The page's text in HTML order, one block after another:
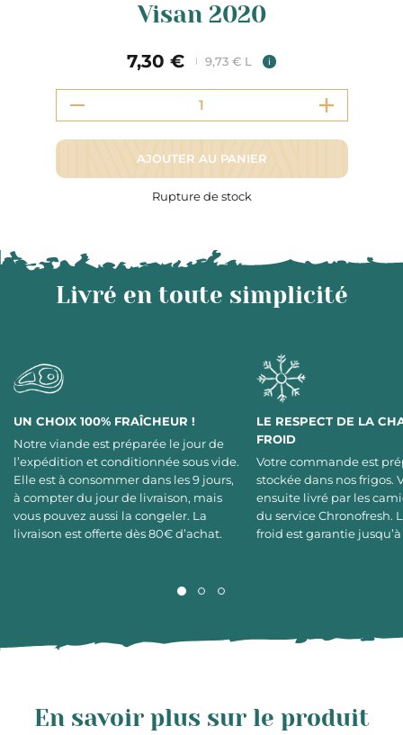
Visan 2020
7,30 € 9,73 € L i
AJOUTER AU PANIER
Rupture de stock
Livré en toute simplicité
UN CHOIX 100% FRAÎCHEUR !
Notre viande est préparée le jour de
l’expédition et conditionnée sous vide.
Elle est à consommer dans les 9 jours,
à compter du jour de livraison, mais
vous pouvez aussi la congeler. La
livraison est offerte dès 80€ d’achat.
LE RESPECT DE LA
FROID
Votre commande est
stockée dans nos frigos.
ensuite livré par les
du service Chronofresh.
froid est garantie
En savoir plus sur le produit